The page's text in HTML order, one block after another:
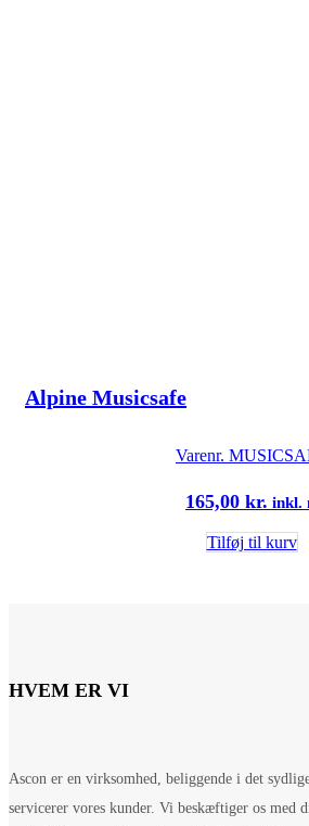
Alpine Musicsafe
Varenr.
165,00 kr. inkl.
Tilføj til kurv
HVEM ER VI
Ascon er en virksomhed, beliggende i det
servicerer vores kunder. Vi beskæftiger os med